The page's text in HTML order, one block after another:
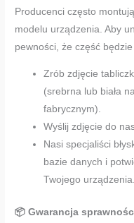
Producenci często
modelu urządzenia. Aby
pewności, że część
Zrób zdjęcie
(srebrna lub biała
fabrycznym).
Wyślij zdjęcie do
Nasi specjaliści
bazie danych i
Twojego urządzenia.
📦 Gwarancja